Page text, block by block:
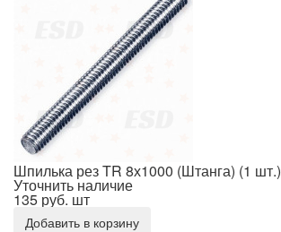
Шпилька рез TR 8х1000 (Штанга) (1 шт.)
Уточнить наличие
135 руб. шт
Добавить в корзину